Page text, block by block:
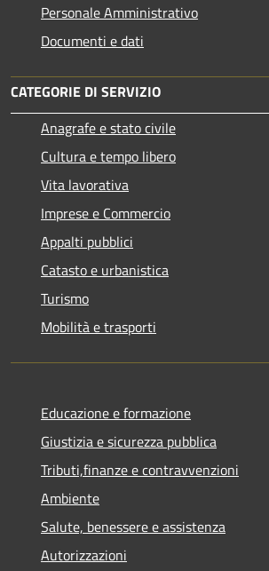
Personale Amministrativo
Documenti e dati
CATEGORIE DI SERVIZIO
Anagrafe e stato civile
Cultura e tempo libero
Vita lavorativa
Imprese e Commercio
Appalti pubblici
Catasto e urbanistica
Turismo
Mobilità e trasporti
Educazione e formazione
Giustizia e sicurezza pubblica
Tributi,finanze e contravvenzioni
Ambiente
Salute, benessere e assistenza
Autorizzazioni